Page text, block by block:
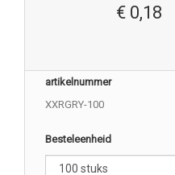
€ 0,18
artikelnummer
XXRGRY-100
Besteleenheid